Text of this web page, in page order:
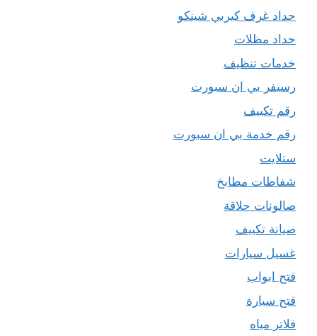
حداد غرف كيربي شينكو
حداد مظلات
خدمات تنظيف
رسيفر بي ان سبورت
رقم تكييف
رقم خدمة بي ان سبورت
ستلايت
شفاطات مطابخ
صالونات حلاقة
صيانة تكييف
غسيل سيارات
فتح ابواب
فتح سيارة
فلاتر مياه